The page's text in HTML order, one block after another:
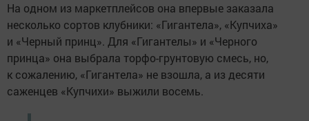
На одном из маркетплейсов она впервые заказала
несколько сортов клубники: «Гигантела», «Купчиха»
и «Черный принц». Для «Гигантелы» и «Черного
принца» она выбрала торфо-грунтовую смесь, но,
к сожалению, «Гигантела» не взошла, а из десяти
саженцев «Купчихи» выжили восемь.